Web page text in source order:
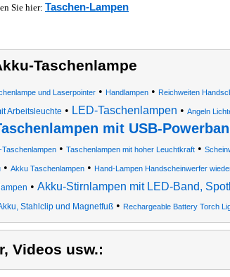
Sie hier: Taschen-Lampen
Taschenlampe
und Laserpointer• Handlampen• Reichweiten
Arbeitsleuchte • LED-Taschenlampen • Angeln
mit USB-
Taschenlampen• Taschenlampen mit hoher Leuchtkraft•
• Akku Taschenlampen• Hand-Lampen Handscheinwerfer
• Akku-Stirnlampen mit LED-Band,
Stahlclip und Magnetfuß• Rechargeable Battery Torch
Videos usw.: